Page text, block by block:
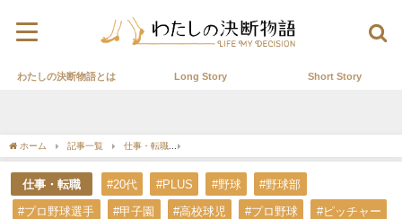
わたしの決断物語とは Long Story Short Story
ホーム 記事一覧 仕事・転職
仕事・転職 #20代 #PLUS #野球 #野球部
#プロ野球選手 #甲子園 #高校球児 #プロ野球 #ピッチャー